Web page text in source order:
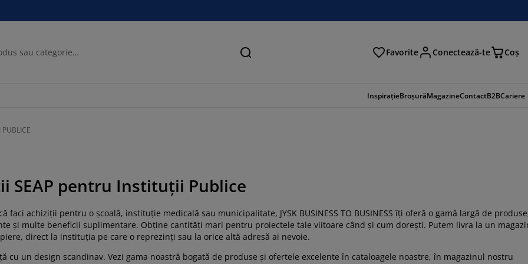
Căutare Favorite Conectează-te Coş
InspirațieBroșurăMagazineContactB2BCariere
SEAP pentru Instituții Publice
faci achiziții pentru o școală, instituție medicală sau municipalitate, JYSK BUSINESS TO BUSINESS îți oferă o gamă largă de
și multe beneficii suplimentare. Obține cantități mari pentru proiectele tale viitoare când și cum dorești. Putem livra la un
direct la instituția pe care o reprezinți sau la orice altă adresă ai nevoie.
cu un design scandinav. Vezi gama noastră bogată de produse și ofertele excelente în cataloagele noastre, în magazinul nostru